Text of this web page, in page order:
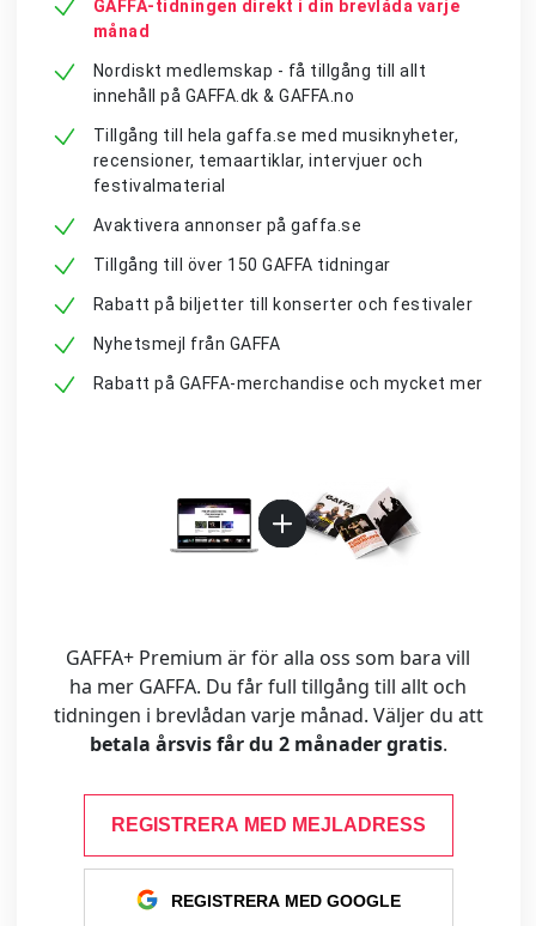
GAFFA-tidningen direkt i din brevlåda varje
månad
Nordiskt medlemskap - få tillgång till allt
innehåll på GAFFA.dk & GAFFA.no
Tillgång till hela gaffa.se med musiknyheter,
recensioner, temaartiklar, intervjuer och
festivalmaterial
Avaktivera annonser på gaffa.se
Tillgång till över 150 GAFFA tidningar
Rabatt på biljetter till konserter och festivaler
Nyhetsmejl från GAFFA
Rabatt på GAFFA-merchandise och mycket mer
GAFFA+ Premium är för alla oss som bara vill
ha mer GAFFA. Du får full tillgång till allt och
tidningen i brevlådan varje månad. Väljer du att
betala årsvis får du 2 månader gratis.
REGISTRERA MED MEJLADRESS
REGISTRERA MED GOOGLE